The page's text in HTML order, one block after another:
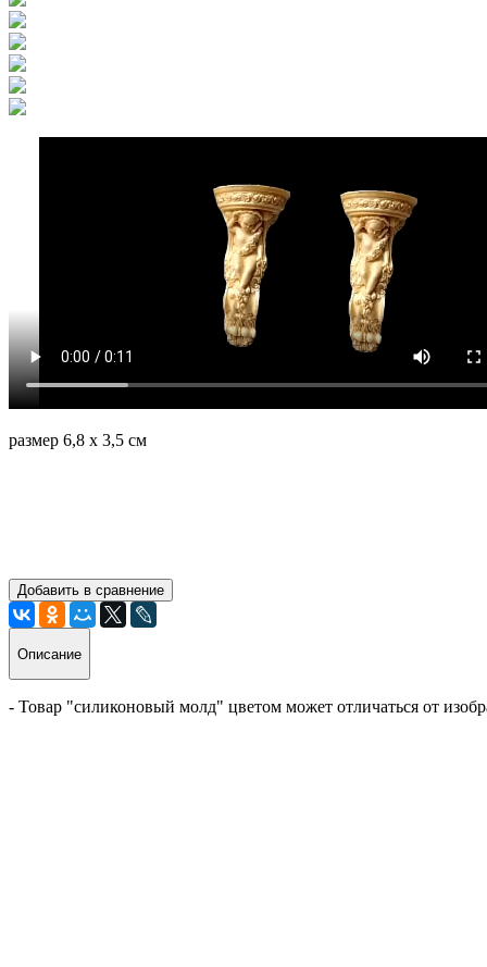
размер 6,8 х 3,5 см
Добавить в сравнение
Описание
- Товар "силиконовый молд" цветом может отличаться от